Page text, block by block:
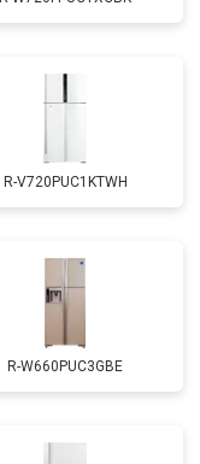
R-V720PUC1KTWH
R-W660PUC3GBE